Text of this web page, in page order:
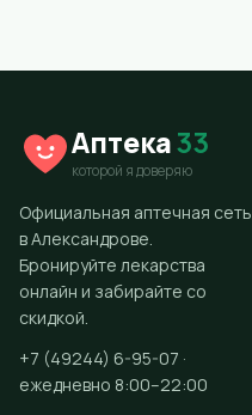
Аптека33
которой я доверяю
Официальная аптечная сеть
в Александрове.
Бронируйте лекарства
онлайн и забирайте со
скидкой.
+7 (49244) 6-95-07 ·
ежедневно 8:00–22:00